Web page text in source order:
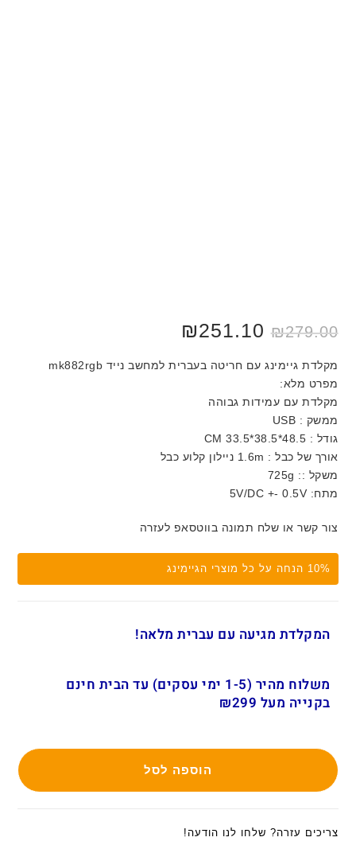
₪279.00
₪251.10
מקלדת גיימינג עם חריטה בעברית למחשב נייד mk882rgb
מפרט מלא:
מקלדת עם עמידות גבוהה
ממשק : USB
גודל : 48.5*38.5*33.5 CM
אורך של כבל : 1.6m ניילון קלוע כבל
משקל :: 725g
מתח: 5V/DC +- 0.5V
צור קשר או שלח תמונה בווטסאפ לעזרה
10% הנחה על כל מוצרי הגיימינג
המקלדת מגיעה עם עברית מלאה!
משלוח מהיר (1-5 ימי עסקים) עד הבית חינם
בקנייה מעל ₪299
הוספה לסל
צריכים עזרה? שלחו לנו הודעה!